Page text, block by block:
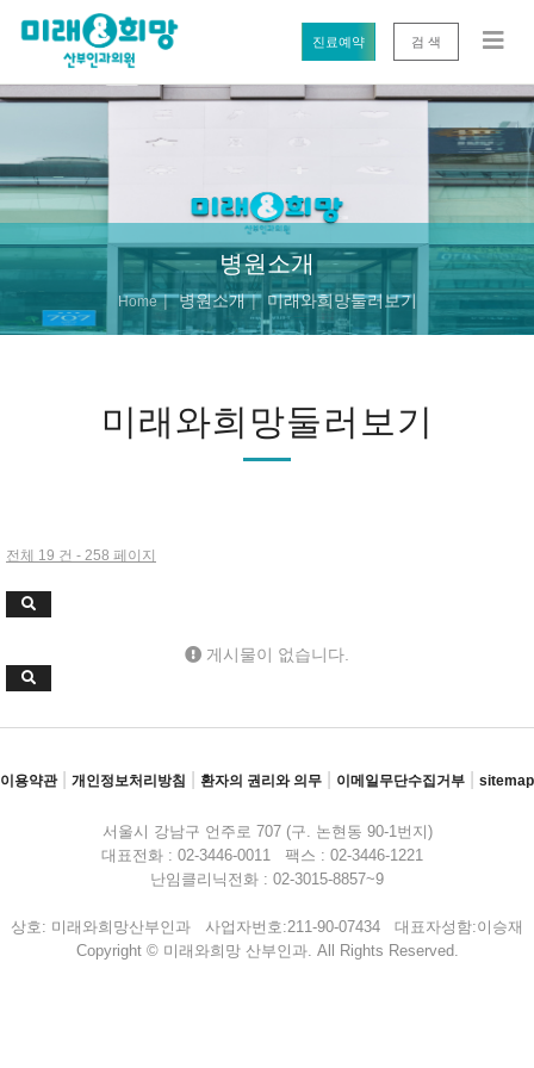
진료예약 검 색
병원소개
Home 병원소개 미래와희망둘러보기
미래와희망둘러보기
전체 19 건 - 258 페이지
게시물이 없습니다.
이용약관 개인정보처리방침 환자의 권리와 의무 이메일무단수집거부 sitemap
서울시 강남구 언주로 707 (구. 논현동 90-1번지)
대표전화 : 02-3446-0011 팩스 : 02-3446-1221
난임클리닉전화 : 02-3015-8857~9
상호: 미래와희망산부인과 사업자번호:211-90-07434 대표자성함:이승재
Copyright © 미래와희망 산부인과. All Rights Reserved.